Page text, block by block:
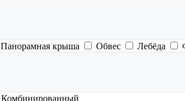
Панорамная крыша Обвес Лебёда
Комбинированный